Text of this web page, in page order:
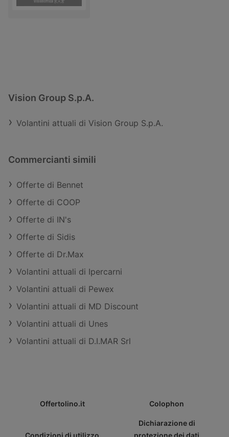
Vision Group S.p.A.
Volantini attuali di Vision Group S.p.A.
Commercianti simili
Offerte di Bennet
Offerte di COOP
Offerte di IN's
Offerte di Sidis
Offerte di Dr.Max
Volantini attuali di Ipercarni
Volantini attuali di Pewex
Volantini attuali di MD Discount
Volantini attuali di Unes
Volantini attuali di D.I.MAR Srl
Offertolino.it Colophon
Condizioni di utilizzo
Dichiarazione di
protezione dei dati